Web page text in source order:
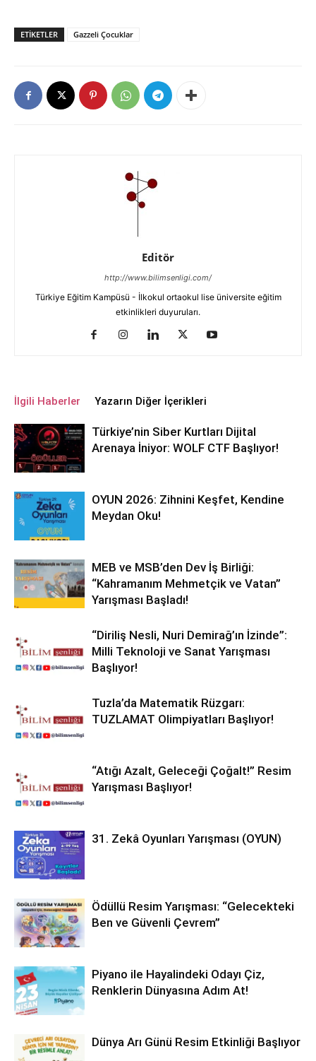
ETIKETLER Gazzeli Çocuklar
Editör
http://www.bilimsenligi.com/
Türkiye Eğitim Kampüsü - İlkokul ortaokul lise üniversite eğitim
etkinlikleri duyuruları.
İlgili Haberler Yazarın Diğer İçerikleri
Türkiye’nin Siber Kurtları Dijital
Arenaya İniyor: WOLF CTF Başlıyor!
OYUN 2026: Zihnini Keşfet, Kendine
Meydan Oku!
MEB ve MSB’den Dev İş Birliği:
“Kahramanım Mehmetçik ve Vatan”
Yarışması Başladı!
“Diriliş Nesli, Nuri Demirağ’ın İzinde”:
Milli Teknoloji ve Sanat Yarışması
Başlıyor!
Tuzla’da Matematik Rüzgarı:
TUZLAMAT Olimpiyatları Başlıyor!
“Atığı Azalt, Geleceği Çoğalt!” Resim
Yarışması Başlıyor!
31. Zekâ Oyunları Yarışması (OYUN)
Ödüllü Resim Yarışması: “Gelecekteki
Ben ve Güvenli Çevrem”
Piyano ile Hayalindeki Odayı Çiz,
Renklerin Dünyasına Adım At!
Dünya Arı Günü Resim Etkinliği Başlıyor